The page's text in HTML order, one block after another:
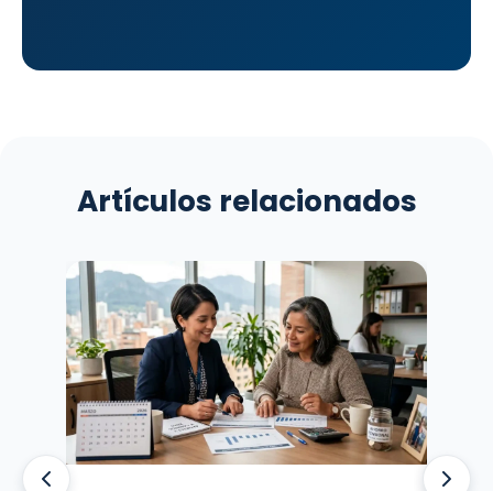
Artículos relacionados